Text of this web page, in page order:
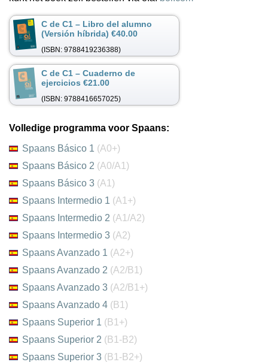
C de C1 – Libro del alumno
(Versión híbrida) €40.00
(ISBN: 9788419236388)
C de C1 – Cuaderno de
ejercicios €21.00
(ISBN: 9788416657025)
Volledige programma voor Spaans:
Spaans Básico 1 (A0+)
Spaans Básico 2 (A0/A1)
Spaans Básico 3 (A1)
Spaans Intermedio 1 (A1+)
Spaans Intermedio 2 (A1/A2)
Spaans Intermedio 3 (A2)
Spaans Avanzado 1 (A2+)
Spaans Avanzado 2 (A2/B1)
Spaans Avanzado 3 (A2/B1+)
Spaans Avanzado 4 (B1)
Spaans Superior 1 (B1+)
Spaans Superior 2 (B1-B2)
Spaans Superior 3 (B1-B2+)